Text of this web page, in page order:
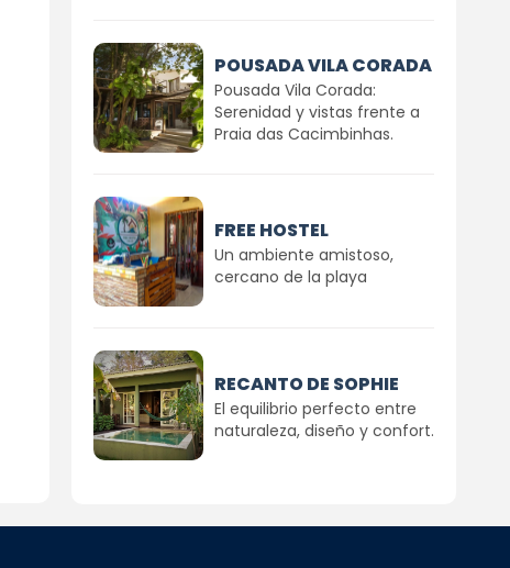
POUSADA VILA CORADA
Pousada Vila Corada:
Serenidad y vistas frente a
Praia das Cacimbinhas.
FREE HOSTEL
Un ambiente amistoso,
cercano de la playa
RECANTO DE SOPHIE
El equilibrio perfecto entre
naturaleza, diseño y confort.